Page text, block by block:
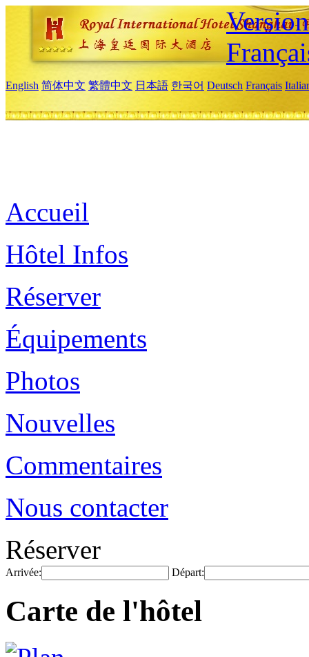
English 简体中文 繁體中文 日本語 한국어 Deutsch Français
Accueil
Hôtel Infos
Réserver
Équipements
Photos
Nouvelles
Commentaires
Nous contacter
Réserver
Arrivée: Départ:
Carte de l'hôtel